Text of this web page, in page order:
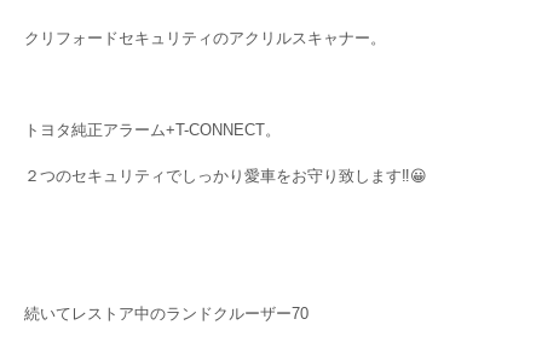
クリフォードセキュリティのアクリルスキャナー。
トヨタ純正アラーム+T-CONNECT。
２つのセキュリティでしっかり愛車をお守り致します‼😀
続いてレストア中のランドクルーザー70